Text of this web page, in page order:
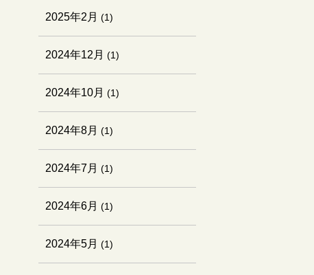
2025年2月 (1)
2024年12月 (1)
2024年10月 (1)
2024年8月 (1)
2024年7月 (1)
2024年6月 (1)
2024年5月 (1)